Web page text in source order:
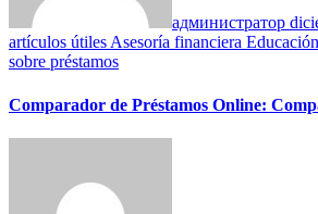
администратор
artículos útiles Asesoría financiera
sobre préstamos
Comparador de Préstamos Online: